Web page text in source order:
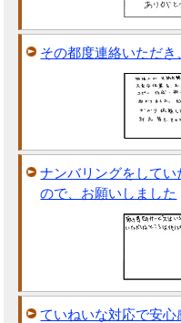
その都度連絡いただ
ナンバリングをして
ので、お願いしました
ていねいな対応で安心